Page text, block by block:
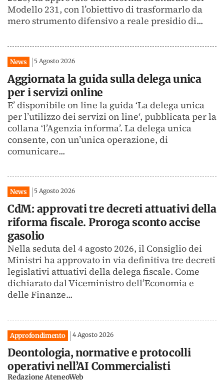
Modello 231, con l’obiettivo di trasformarlo da
mero strumento difensivo a reale presidio di...
News 5 Agosto 2026
Aggiornata la guida sulla delega unica
per i servizi online
E’ disponibile on line la guida ‘La delega unica
per l’utilizzo dei servizi on line‘, pubblicata per la
collana ‘l’Agenzia informa’. La delega unica
consente, con un’unica operazione, di
comunicare...
News 5 Agosto 2026
CdM: approvati tre decreti attuativi della
riforma fiscale. Proroga sconto accise
gasolio
Nella seduta del 4 agosto 2026, il Consiglio dei
Ministri ha approvato in via definitiva tre decreti
legislativi attuativi della delega fiscale. Come
dichiarato dal Viceministro dell’Economia e
delle Finanze...
Approfondimento 4 Agosto 2026
Deontologia, normative e protocolli
operativi nell’AI Commercialisti
Redazione AteneoWeb